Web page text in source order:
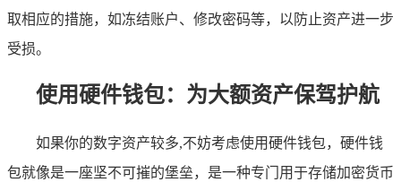
取相应的措施，如冻结账户、修改密码等，以防止资产进一步
受损。
使用硬件钱包：为大额资产保驾护航
如果你的数字资产较多,不妨考虑使用硬件钱包，硬件钱
包就像是一座坚不可摧的堡垒，是一种专门用于存储加密货币